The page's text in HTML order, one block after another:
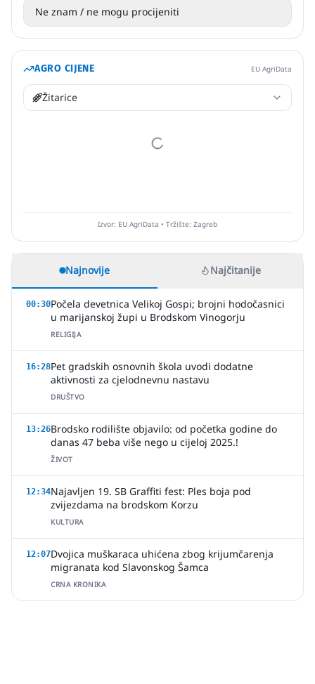
Ne znam / ne mogu procijeniti
AGRO CIJENE EU AgriData
Žitarice
Izvor: EU AgriData • Tržište: Zagreb
Najnovije Najčitanije
00:30Počela devetnica Velikoj Gospi; brojni hodočasnici
u marijanskoj župi u Brodskom Vinogorju
RELIGIJA
16:28Pet gradskih osnovnih škola uvodi dodatne
aktivnosti za cjelodnevnu nastavu
DRUŠTVO
13:26Brodsko rodilište objavilo: od početka godine do
danas 47 beba više nego u cijeloj 2025.!
ŽIVOT
12:34Najavljen 19. SB Graffiti fest: Ples boja pod
zvijezdama na brodskom Korzu
KULTURA
12:07Dvojica muškaraca uhićena zbog krijumčarenja
migranata kod Slavonskog Šamca
CRNA KRONIKA